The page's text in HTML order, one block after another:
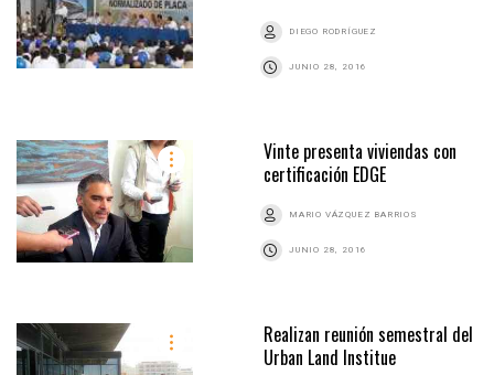
DIEGO RODRÍGUEZ
JUNIO 28, 2016
Vinte presenta viviendas con
certificación EDGE
MARIO VÁZQUEZ BARRIOS
JUNIO 28, 2016
Realizan reunión semestral del
Urban Land Institue